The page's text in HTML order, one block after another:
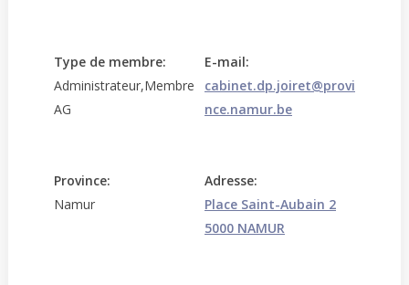
Type de membre:
Administrateur,Membre
AG
Province:
Namur
E-mail:
cabinet.dp.joiret@provi
nce.namur.be
Adresse:
Place Saint-Aubain 2
5000 NAMUR